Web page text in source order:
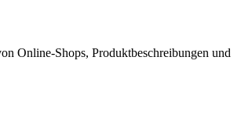
Online-Shops, Produkt­beschreibungen und